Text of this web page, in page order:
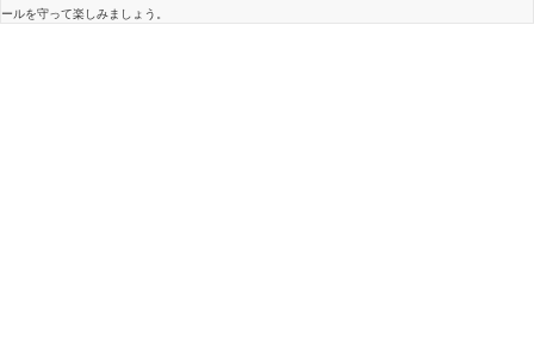
ールを守って楽しみましょう。